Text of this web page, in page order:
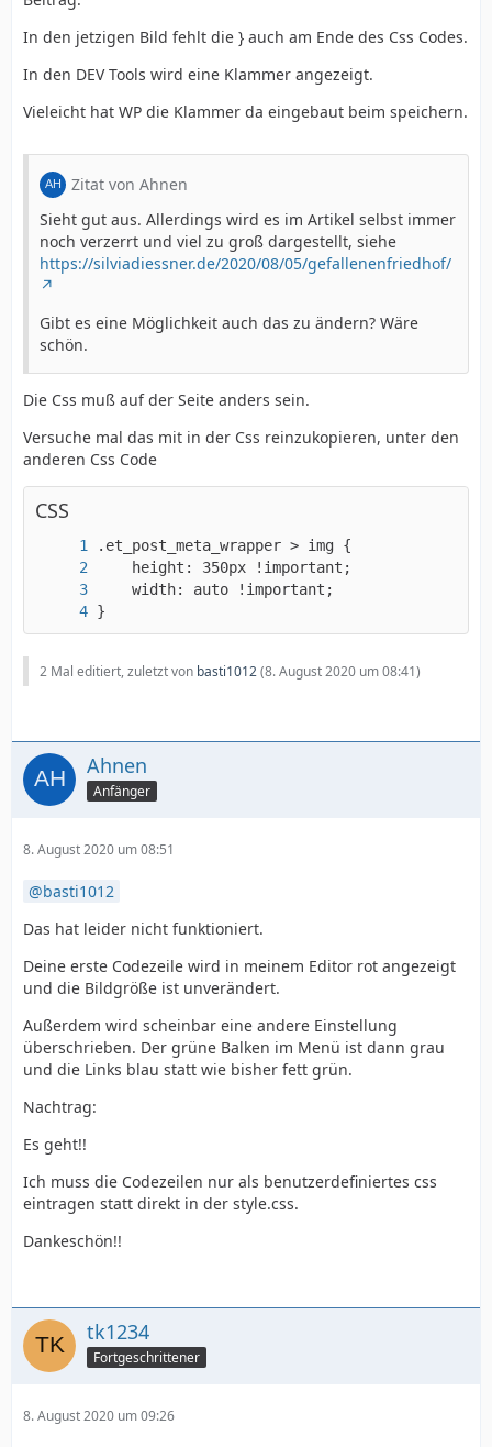
In den jetzigen Bild fehlt die } auch am Ende des Css Codes.
In den DEV Tools wird eine Klammer angezeigt.
Vieleicht hat WP die Klammer da eingebaut beim speichern.
Zitat von Ahnen
Sieht gut aus. Allerdings wird es im Artikel selbst immer
noch verzerrt und viel zu groß dargestellt, siehe
https://silviadiessner.de/2020/08/05/gefallenenfriedhof/
Gibt es eine Möglichkeit auch das zu ändern? Wäre
schön.
Die Css muß auf der Seite anders sein.
Versuche mal das mit in der Css reinzukopieren, unter den
anderen Css Code
CSS
}
2 Mal editiert, zuletzt von basti1012(8. August 2020 um 08:41)
Ahnen
Anfänger
8. August 2020 um 08:51
basti1012
Das hat leider nicht funktioniert.
Deine erste Codezeile wird in meinem Editor rot angezeigt
und die Bildgröße ist unverändert.
Außerdem wird scheinbar eine andere Einstellung
überschrieben. Der grüne Balken im Menü ist dann grau
und die Links blau statt wie bisher fett grün.
Nachtrag:
Es geht!!
Ich muss die Codezeilen nur als benutzerdefiniertes css
eintragen statt direkt in der style.css.
Dankeschön!!
tk1234
Fortgeschrittener
8. August 2020 um 09:26